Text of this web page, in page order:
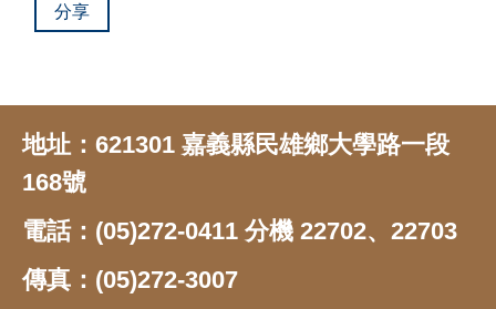
分享
地址：621301 嘉義縣民雄鄉大學路一段
168號
電話：(05)272-0411 分機 22702、22703
傳真：(05)272-3007